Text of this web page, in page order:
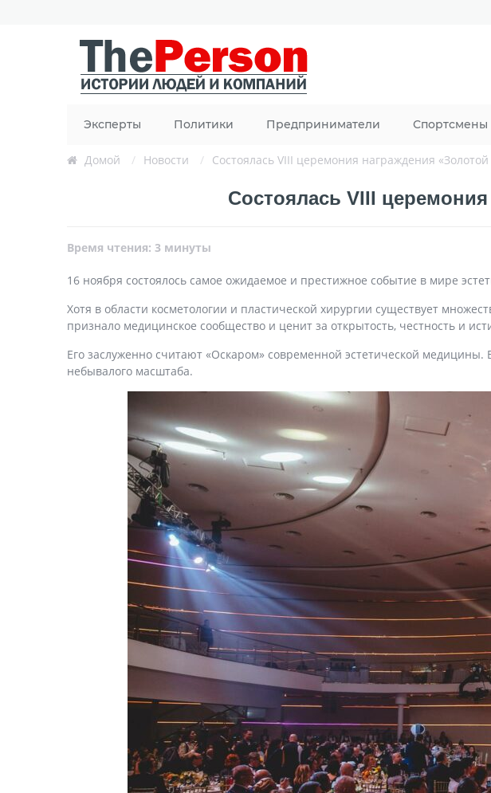
Эксперты Политики Предприниматели Спортсмены
Домой / Новости / Состоялась VIII церемония награждения
Состоялась VIII
Время чтения: 3 минуты
16 ноября состоялось самое ожидаемое и престижное событие в мире
Хотя в области косметологии и пластической хирургии существует
признало медицинское сообщество и ценит за открытость, честность и
Его заслуженно считают «Оскаром» современной эстетической
небывалого масштаба.